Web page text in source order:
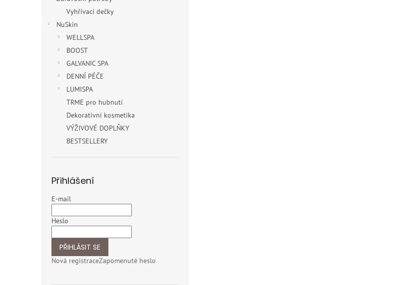
Vyhřívací dečky
NuSkin
WELLSPA
BOOST
GALVANIC SPA
DENNÍ PÉČE
LUMISPA
TRME pro hubnutí
Dekorativní kosmetika
VÝŽIVOVÉ DOPLŇKY
BESTSELLERY
Přihlášení
E-mail
Heslo
PŘIHLÁSIT SE
Nová registraceZapomenuté heslo